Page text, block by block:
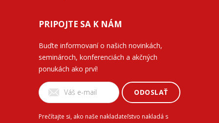
PRIPOJTE SA K NÁM
Buďte informovaní o našich novinkách,
seminároch, konferenciách a akčných
ponukách ako prví!
ODOSLAŤ
Prečítajte si, ako naše nakladateľstvo nakladá s